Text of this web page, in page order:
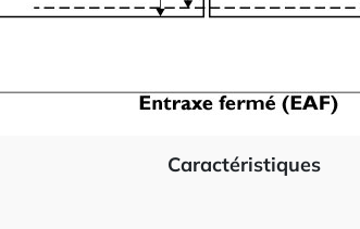
Caractéristiques